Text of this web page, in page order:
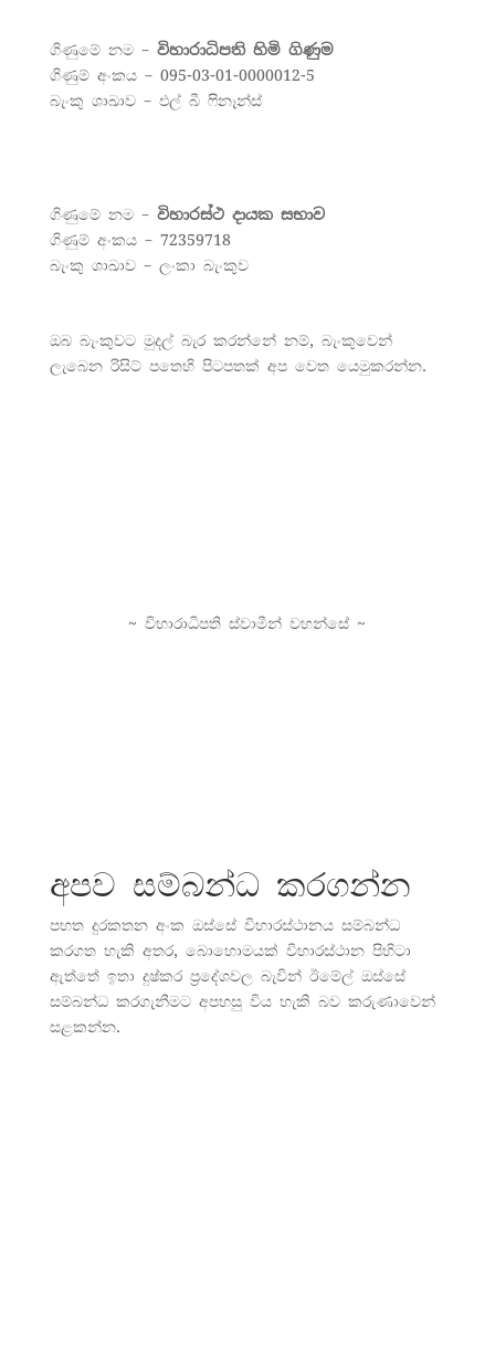
ගිණුමේ නම – විහාරාධිපති හිමි ගිණුම
ගිණුම් අංකය – 095-03-01-0000012-5
බැංකු ශාඛාව – එල් බී ෆිනෑන්ස්
ගිණුමේ නම – විහාරස්ථ දායක සභාව
ගිණුම් අංකය – 72359718
බැංකු ශාඛාව – ලංකා බැංකුව
ඔබ බැංකුවට මුදල් බැර කරන්නේ නම්, බැංකුවෙන්
ලැබෙන රිසිට් පතෙහි පිටපතක් අප වෙත යෙමුකරන්න.
~ විහාරාධිපති ස්වාමීන් වහන්සේ ~
අපව සම්බන්ධ කරගන්න
පහත දුරකතන අංක ඔස්සේ විහාරස්ථානය සම්බන්ධ
කරගත හැකි අතර, බොහොමයක් විහාරස්ථාන පිහිටා
ඇත්තේ ඉතා දුෂ්කර ප්‍රදේශවල බැවින් ඊමේල් ඔස්සේ
සම්බන්ධ කරගැනීමට අපහසු විය හැකි බව කරුණාවෙන්
සළකන්න.